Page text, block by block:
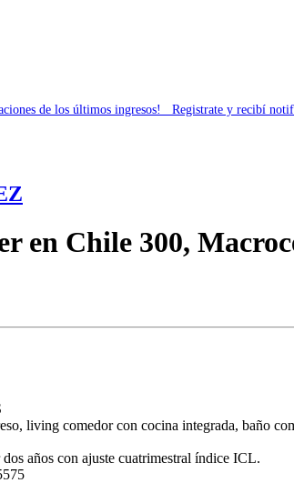
Registrate y recibí
en Chile 300,
living comedor con cocina integrada, baño
años con ajuste cuatrimestral índice ICL.